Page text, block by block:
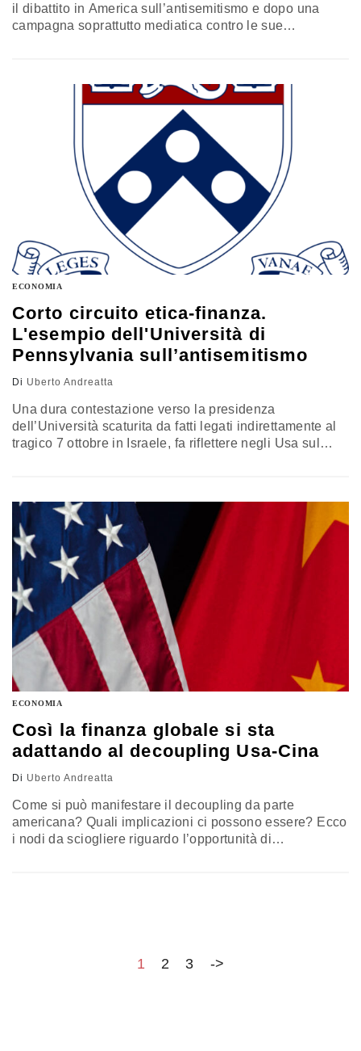
il dibattito in America sull’antisemitismo e dopo una
campagna soprattutto mediatica contro le sue
iscriversi, più in ampio, l’intera vicenda
ECONOMIA
Corto circuito etica-finanza.
L'esempio dell'Università di
Pennsylvania sull’antisemitismo
Di Uberto Andreatta
Una dura contestazione verso la presidenza
dell’Università scaturita da fatti legati indirettamente al
tragico 7 ottobre in Israele, fa riflettere negli Usa sul
ECONOMIA
Così la finanza globale si sta
adattando al decoupling Usa-Cina
Di Uberto Andreatta
Come si può manifestare il decoupling da parte
americana? Quali implicazioni ci possono essere? Ecco
i nodi da sciogliere riguardo l’opportunità di
1 2 3 ->